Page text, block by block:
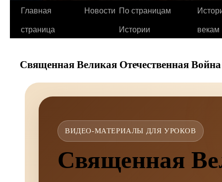
Главная
страница
Новости По страницам
Истории
векам
Священная Великая Отечественная Война
ВИДЕО-МАТЕРИАЛЫ ДЛЯ УРОКОВ
Священная